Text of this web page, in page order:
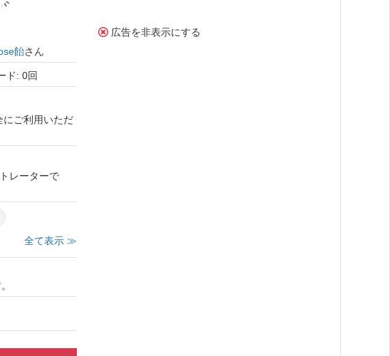
飴さん
ド: 0回
にご利用いただ
レーターで
全て表示 ≫
広告を非表示にする